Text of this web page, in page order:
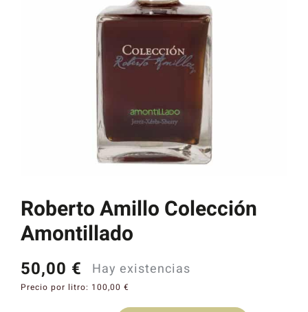
Catas y Actividades
Roberto Amillo Colección
Amontillado
50,00 € Hay existencias
Precio por litro: 100,00 €